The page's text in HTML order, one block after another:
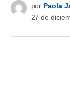
por Paola
27 de